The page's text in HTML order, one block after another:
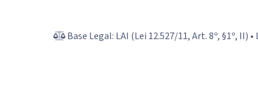
Base Legal: LAI (Lei 12.527/11, Art. 8º, §1º, II)